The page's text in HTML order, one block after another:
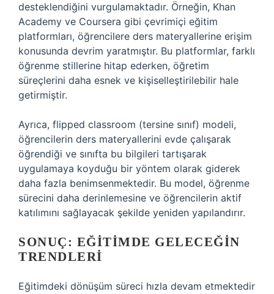
desteklendiğini vurgulamaktadır. Örneğin, Khan
Academy ve Coursera gibi çevrimiçi eğitim
platformları, öğrencilere ders materyallerine erişim
konusunda devrim yaratmıştır. Bu platformlar, farklı
öğrenme stillerine hitap ederken, öğretim
süreçlerini daha esnek ve kişiselleştirilebilir hale
getirmiştir.
Ayrıca, flipped classroom (tersine sınıf) modeli,
öğrencilerin ders materyallerini evde çalışarak
öğrendiği ve sınıfta bu bilgileri tartışarak
uygulamaya koyduğu bir yöntem olarak giderek
daha fazla benimsenmektedir. Bu model, öğrenme
sürecini daha derinlemesine ve öğrencilerin aktif
katılımını sağlayacak şekilde yeniden yapılandırır.
SONUÇ: EĞITIMDE GELECEĞIN
TRENDLERI
Eğitimdeki dönüşüm süreci hızla devam etmektedir